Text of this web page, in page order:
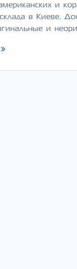
и
в Киеве.
и